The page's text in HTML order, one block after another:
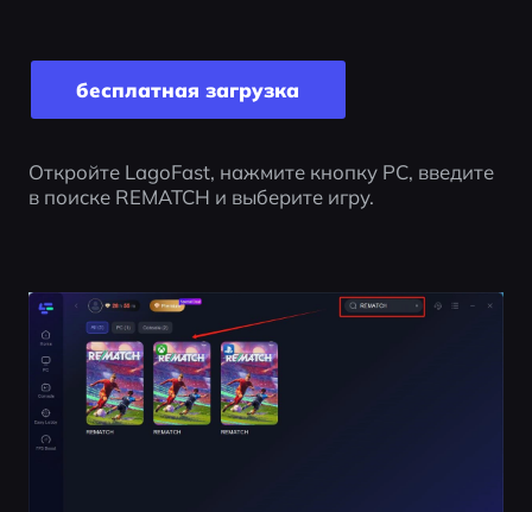
бесплатная загрузка
Откройте LagoFast, нажмите кнопку PC, введите
в поиске REMATCH и выберите игру.